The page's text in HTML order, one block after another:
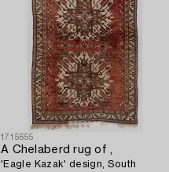
1715655
A Chelaberd rug of ,
'Eagle Kazak' design, South